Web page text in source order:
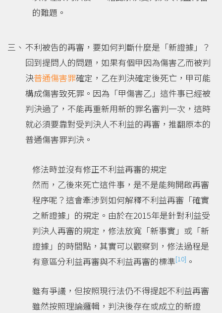
的難題。
不利被告的再審，要如何判斷什麼是「新證據」？
回到提問人的問題，如果有個甲因為傷害乙而被判
決普通傷害罪確定，乙在判決確定後死亡，甲可能
構成傷害致死罪。因為「甲傷害乙」這件事已經被
判決過了，不能再重新用新的罪名審判一次，這時
就必須要靠對受判決人不利益的再審，推翻原本的
普通傷害罪判決。
修法時並沒有修正不利益再審的規定
然而，乙後來死亡這件事，是不是能夠開啟再審
程序呢？這會牽涉到如何解釋不利益再審「確實
之新證據」的規定。由於在2015年是針對利益受
判決人再審的規定，修法放寬「新事實」或「新
證據」的時間點，其實可以觀察到，修法過程是
有意區分利益再審與不利益再審的標準[10] 。
雖有爭議，但按照現行法仍不得提起不利益再審
雖然按照理論邏輯，判決後存在或成立的新證